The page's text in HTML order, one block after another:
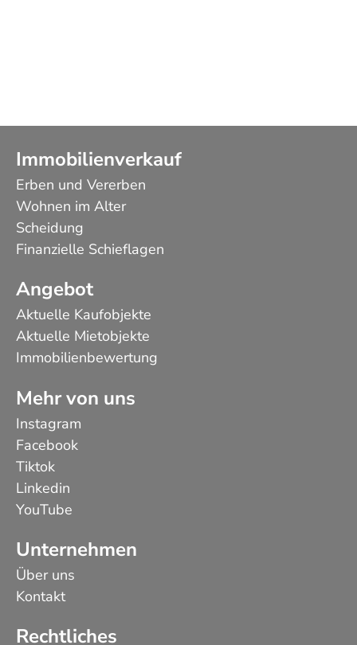
Immobilienverkauf
Erben und Vererben
Wohnen im Alter
Scheidung
Finanzielle Schieflagen
Angebot
Aktuelle Kaufobjekte
Aktuelle Mietobjekte
Immobilienbewertung
Mehr von uns
Instagram
Facebook
Tiktok
Linkedin
YouTube
Unternehmen
Über uns
Kontakt
Rechtliches